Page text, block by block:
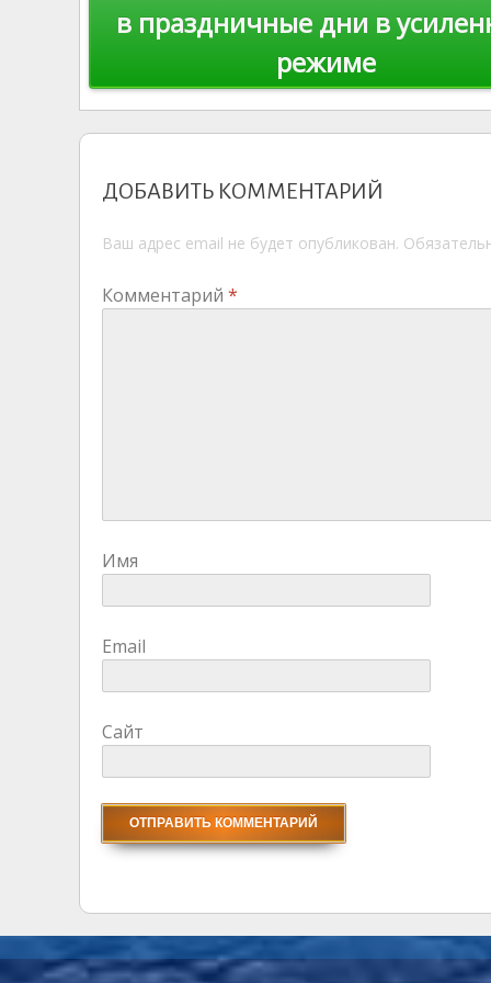
в праздничные дни в
режиме
ДОБАВИТЬ КОММЕНТАРИЙ
Ваш адрес email не будет опубликован.
Комментарий *
Имя
Email
Сайт